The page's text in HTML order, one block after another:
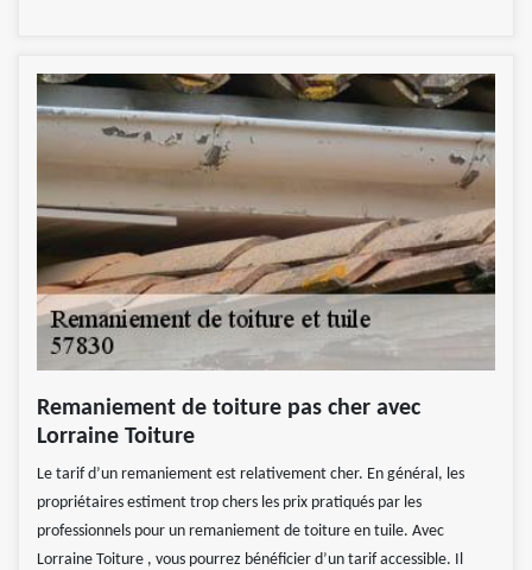
Remaniement de toiture pas cher avec
Lorraine Toiture
Le tarif d’un remaniement est relativement cher. En général, les
propriétaires estiment trop chers les prix pratiqués par les
professionnels pour un remaniement de toiture en tuile. Avec
Lorraine Toiture , vous pourrez bénéficier d’un tarif accessible. Il